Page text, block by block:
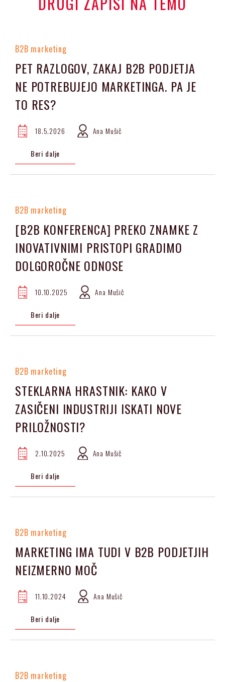
B2B marketing
PET RAZLOGOV, ZAKAJ B2B PODJETJA
NE POTREBUJEJO MARKETINGA. PA JE
TO RES?
18.5.2026 Ana Mušič
Beri dalje
B2B marketing
[B2B KONFERENCA] PREKO ZNAMKE Z
INOVATIVNIMI PRISTOPI GRADIMO
DOLGOROČNE ODNOSE
10.10.2025 Ana Mušič
Beri dalje
B2B marketing
STEKLARNA HRASTNIK: KAKO V
ZASIČENI INDUSTRIJI ISKATI NOVE
PRILOŽNOSTI?
2.10.2025 Ana Mušič
Beri dalje
B2B marketing
MARKETING IMA TUDI V B2B PODJETJIH
NEIZMERNO MOČ
11.10.2024 Ana Mušič
Beri dalje
B2B marketing